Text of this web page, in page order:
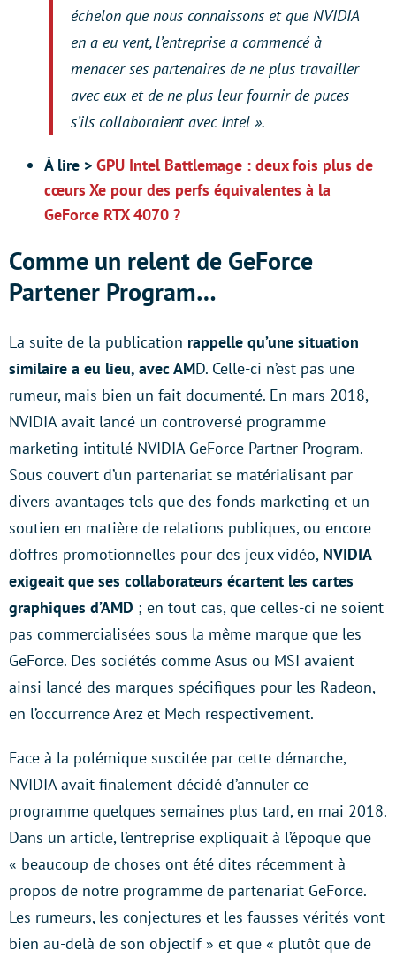
échelon que nous connaissons et que NVIDIA
en a eu vent, l’entreprise a commencé à
menacer ses partenaires de ne plus travailler
avec eux et de ne plus leur fournir de puces
s’ils collaboraient avec Intel ».
À lire > GPU Intel Battlemage : deux fois plus de
cœurs Xe pour des perfs équivalentes à la
GeForce RTX 4070 ?
Comme un relent de GeForce
Partener Program…
La suite de la publication rappelle qu’une situation
similaire a eu lieu, avec AMD. Celle-ci n’est pas une
rumeur, mais bien un fait documenté. En mars 2018,
NVIDIA avait lancé un controversé programme
marketing intitulé NVIDIA GeForce Partner Program.
Sous couvert d’un partenariat se matérialisant par
divers avantages tels que des fonds marketing et un
soutien en matière de relations publiques, ou encore
d’offres promotionnelles pour des jeux vidéo, NVIDIA
exigeait que ses collaborateurs écartent les cartes
graphiques d’AMD ; en tout cas, que celles-ci ne soient
pas commercialisées sous la même marque que les
GeForce. Des sociétés comme Asus ou MSI avaient
ainsi lancé des marques spécifiques pour les Radeon,
en l’occurrence Arez et Mech respectivement.
Face à la polémique suscitée par cette démarche,
NVIDIA avait finalement décidé d’annuler ce
programme quelques semaines plus tard, en mai 2018.
Dans un article, l’entreprise expliquait à l’époque que
« beaucoup de choses ont été dites récemment à
propos de notre programme de partenariat GeForce.
Les rumeurs, les conjectures et les fausses vérités vont
bien au-delà de son objectif » et que « plutôt que de